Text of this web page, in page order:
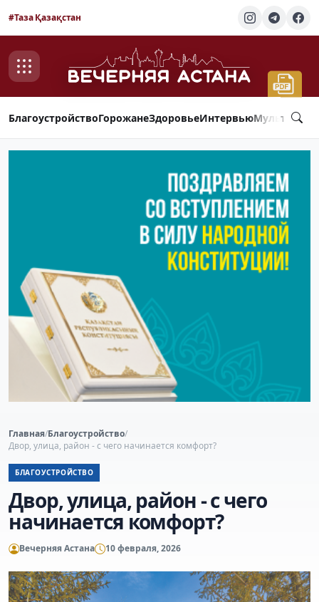
#Таза Қазақстан
БлагоустройствоГорожанеЗдоровьеИнтервью
Главная/Благоустройство/
Двор, улица, район - с чего начинается комфорт?
БЛАГОУСТРОЙСТВО
Двор, улица, район - с чего
начинается комфорт?
Вечерняя Астана 10 февраля, 2026